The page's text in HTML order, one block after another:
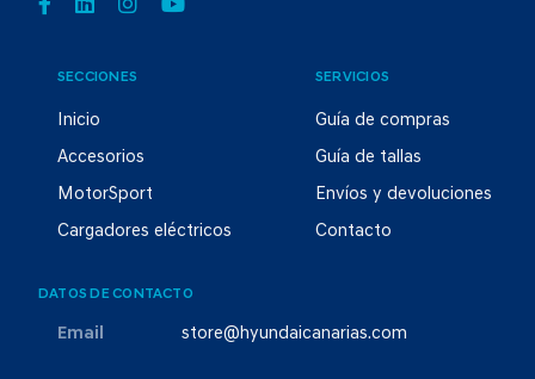
SECCIONES
Inicio
Accesorios
MotorSport
Cargadores eléctricos
SERVICIOS
Guía de compras
Guía de tallas
Envíos y devoluciones
Contacto
DATOS DE CONTACTO
Email store@hyundaicanarias.com